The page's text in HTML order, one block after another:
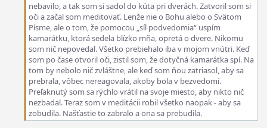
nebavilo, a tak som si sadol do kúta pri dverách. Zatvoril som si
oči a začal som meditovať. Lenže nie o Bohu alebo o Svätom
Písme, ale o tom, že pomocou „síl podvedomia“ uspím
kamarátku, ktorá sedela blízko mňa, opretá o dvere. Nikomu
som nič nepovedal. Všetko prebiehalo iba v mojom vnútri. Keď
som po čase otvoril oči, zistil som, že dotyčná kamarátka spí. Na
tom by nebolo nič zvláštne, ale keď som ňou zatriasol, aby sa
prebrala, vôbec nereagovala, akoby bola v bezvedomí.
Preľaknutý som sa rýchlo vrátil na svoje miesto, aby nikto nič
nezbadal. Teraz som v meditácii robil všetko naopak - aby sa
zobudila. Našťastie to zabralo a ona sa prebudila.